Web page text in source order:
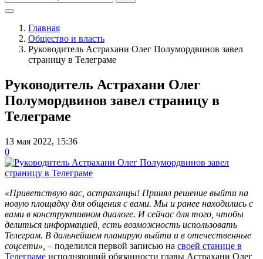
Главная
Общество и власть
Руководитель Астрахани Олег Полумордвинов завел
страницу в Телеграме
Руководитель Астрахани Олег
Полумордвинов завел страницу в
Телеграме
13 мая 2022, 15:36
0
«Приветствую вас, астраханцы! Принял решение выйти на
новую площадку для общения с вами. Мы и ранее находились с
вами в конструктивном диалоге. И сейчас для того, чтобы
делиться информацией, есть возможность использовать
Телеграм. В дальнейшем планирую выйти и в отечественные
соцсети» – поделился первой записью на своей станице в
Телеграме исполняющий обязанности главы Астрахани Олег